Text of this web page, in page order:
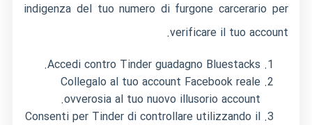
indigenza del tuo numero di furgone carcerario per
verificare il tuo account.
Accedi contro Tinder guadagno Bluestacks.
Collegalo al tuo account Facebook reale
ovverosia al tuo nuovo illusorio account.
Consenti per Tinder di controllare utilizzando il